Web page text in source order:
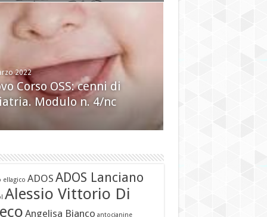
2022
Corso OSS: cenni di
Modulo n. 4/nc
Infermieristiche e
O.S.S. DierreForm.
fisiche (lezione 30 ->
2009
ellagico ADOS ADOS Lanciano
Alessio Vittorio Di
Angelisa Bianco antocianine